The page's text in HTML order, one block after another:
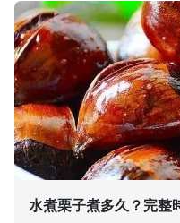
水煮栗子煮多久？完整